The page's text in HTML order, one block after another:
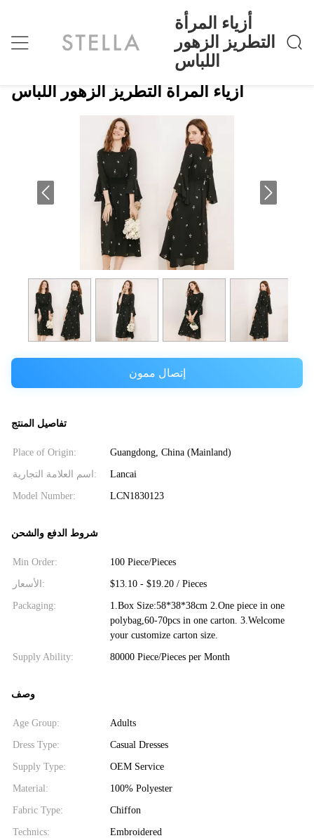
أزياء المرأة
التطريز الزهور
اللباسأزياء المرأة التطريز الزهور اللباس
أزياء المرأة التطريز الزهور اللباس
إتصال ممون
تفاصيل المنتج
Place of Origin: Guangdong, China (Mainland)
اسم العلامة التجارية: Lancai
Model Number: LCN1830123
شروط الدفع والشحن
Min Order: 100 Piece/Pieces
الأسعار: $13.10 - $19.20 / Pieces
Packaging:
1.Box Size:58*38*38cm 2.One piece in one
polybag,60-70pcs in one carton. 3.Welcome
your customize carton size.
Supply Ability: 80000 Piece/Pieces per Month
وصف
Age Group: Adults
Dress Type: Casual Dresses
Supply Type: OEM Service
Material: 100% Polyester
Fabric Type: Chiffon
Technics: Embroidered